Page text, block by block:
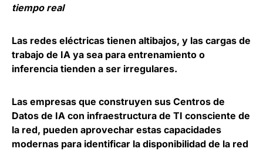
tiempo real
Las redes eléctricas tienen altibajos, y las cargas de
trabajo de IA ya sea para entrenamiento o
inferencia tienden a ser irregulares.
Las empresas que construyen sus Centros de
Datos de IA con infraestructura de TI consciente de
la red, pueden aprovechar estas capacidades
modernas para identificar la disponibilidad de la red